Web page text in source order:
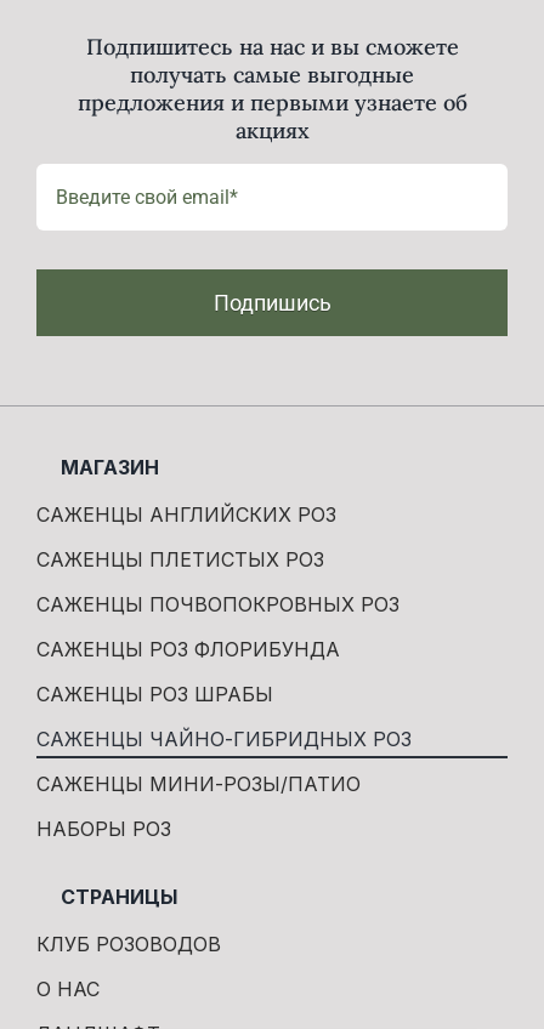
Подпишитесь на нас и вы сможете
получать самые выгодные
предложения и первыми узнаете об
акциях
Подпишись
МАГАЗИН
САЖЕНЦЫ АНГЛИЙСКИХ РОЗ
САЖЕНЦЫ ПЛЕТИСТЫХ РОЗ
САЖЕНЦЫ ПОЧВОПОКРОВНЫХ РОЗ
САЖЕНЦЫ РОЗ ФЛОРИБУНДА
САЖЕНЦЫ РОЗ ШРАБЫ
САЖЕНЦЫ ЧАЙНО-ГИБРИДНЫХ РОЗ
САЖЕНЦЫ МИНИ-РОЗЫ/ПАТИО
НАБОРЫ РОЗ
СТРАНИЦЫ
КЛУБ РОЗОВОДОВ
О НАС